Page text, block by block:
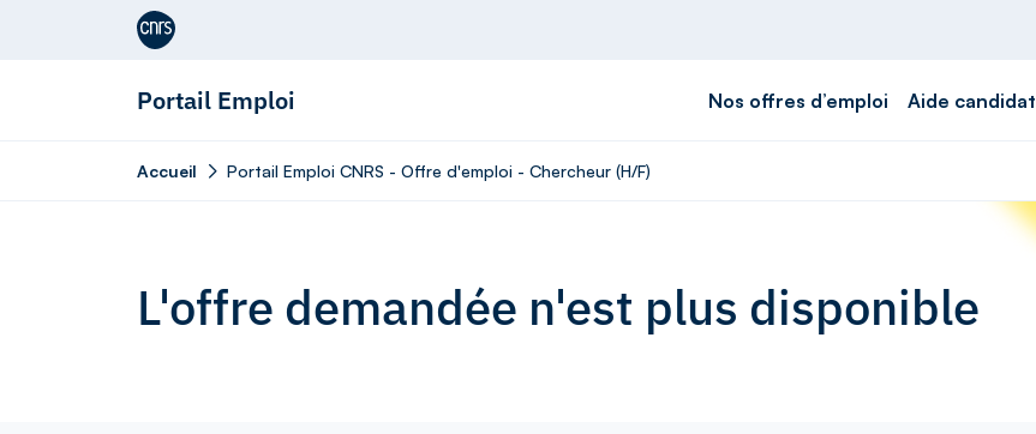
Aller au contenu
Portail Emploi Nos offres d’emploi Aide candidat
Accueil Portail Emploi CNRS - Offre d'emploi - Chercheur (H/F)
L'offre demandée n'est plus disponible